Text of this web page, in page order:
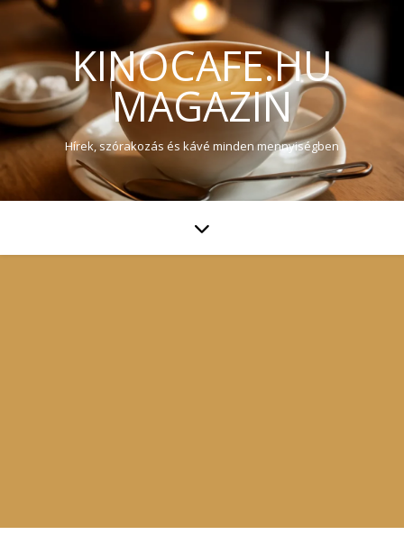
KINOCAFE.HU
MAGAZIN
Hírek, szórakozás és kávé minden mennyiségben